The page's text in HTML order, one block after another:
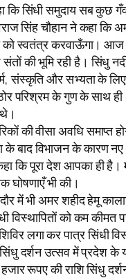
सिंधी समुदाय सब कुछ
सिंह चौहान ने कहा
स्वतंत्र करवाऊँगा। आज
की भूमि रही है। सिंधु
और सभ्यता के लिए
परिश्रम के गुण के
वीसा अवधि समाप्त
बाद विभाजन के कारण
कहा कि पूरा देश आपका
घोषणाएँ भी की।
भी अमर शहीद हेमू
विस्थापितों को कम
लगा कर पात्र सिंधी
दर्शन उत्सव में प्रदेश के
रूपए की राशि सिंधु